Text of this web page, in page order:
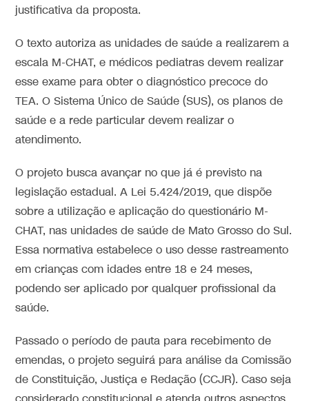
justificativa da proposta.
O texto autoriza as unidades de saúde a realizarem a
escala M-CHAT, e médicos pediatras devem realizar
esse exame para obter o diagnóstico precoce do
TEA. O Sistema Único de Saúde (SUS), os planos de
saúde e a rede particular devem realizar o
atendimento.
O projeto busca avançar no que já é previsto na
legislação estadual. A Lei 5.424/2019, que dispõe
sobre a utilização e aplicação do questionário M-
CHAT, nas unidades de saúde de Mato Grosso do Sul.
Essa normativa estabelece o uso desse rastreamento
em crianças com idades entre 18 e 24 meses,
podendo ser aplicado por qualquer profissional da
saúde.
Passado o período de pauta para recebimento de
emendas, o projeto seguirá para análise da Comissão
de Constituição, Justiça e Redação (CCJR). Caso seja